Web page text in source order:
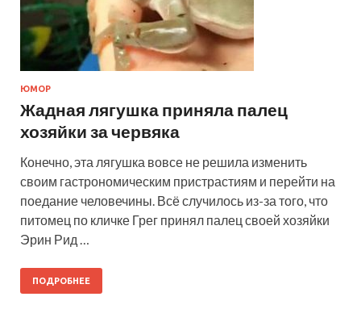
ЮМОР
Жадная лягушка приняла палец
хозяйки за червяка
Конечно, эта лягушка вовсе не решила изменить
своим гастрономическим пристрастиям и перейти на
поедание человечины. Всё случилось из-за того, что
питомец по кличке Грег принял палец своей хозяйки
Эрин Рид …
ПОДРОБНЕЕ